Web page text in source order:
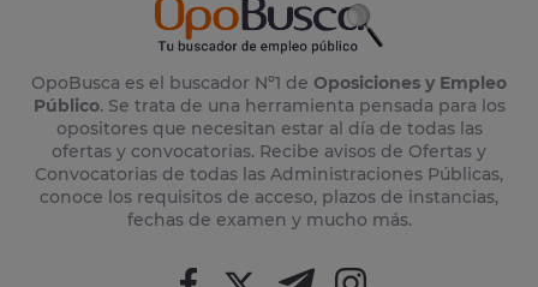
OpoBusca es el buscador Nº1 de Oposiciones y Empleo
Público. Se trata de una herramienta pensada para los
opositores que necesitan estar al día de todas las
ofertas y convocatorias. Recibe avisos de Ofertas y
Convocatorias de todas las Administraciones Públicas,
conoce los requisitos de acceso, plazos de instancias,
fechas de examen y mucho más.